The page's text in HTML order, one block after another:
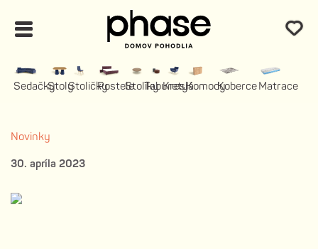
SedačkyStolyStoličkyPosteleStolíkyTaburety
KresláKomodyKoberceMatrace
Novinky
30. apríla 2023